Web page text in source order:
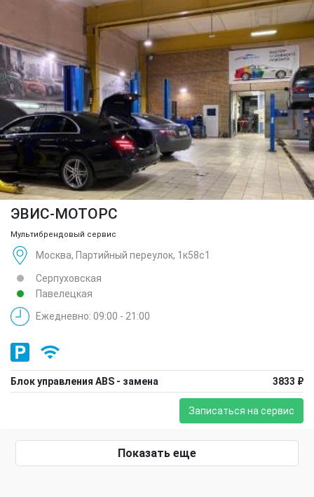
ЭВИС-МОТОРС
Мультибрендовый сервис
Москва, Партийный переулок, 1к58с1
Серпуховская
Павелецкая
Ежедневно: 09:00 - 21:00
Блок управления ABS - замена 3833 ₽
Записаться на сервис
Показать еще